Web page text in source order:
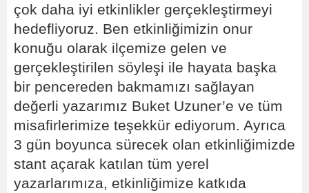
çok daha iyi etkinlikler gerçekleştirmeyi
hedefliyoruz. Ben etkinliğimizin onur
konuğu olarak ilçemize gelen ve
gerçekleştirilen söyleşi ile hayata başka
bir pencereden bakmamızı sağlayan
değerli yazarımız Buket Uzuner’e ve tüm
misafirlerimize teşekkür ediyorum. Ayrıca
3 gün boyunca sürecek olan etkinliğimizde
stant açarak katılan tüm yerel
yazarlarımıza, etkinliğimize katkıda